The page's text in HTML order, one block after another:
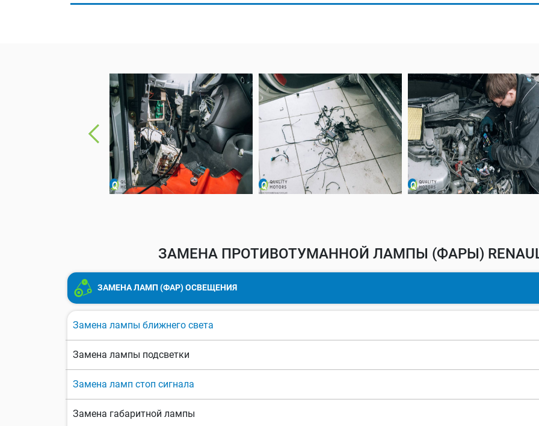
ЗАМЕНА ПРОТИВОТУМАННОЙ ЛАМПЫ (ФАРЫ)
ЗАМЕНА ЛАМП (ФАР) ОСВЕЩЕНИЯ
Замена лампы ближнего света
Замена лампы подсветки
Замена ламп стоп сигнала
Замена габаритной лампы